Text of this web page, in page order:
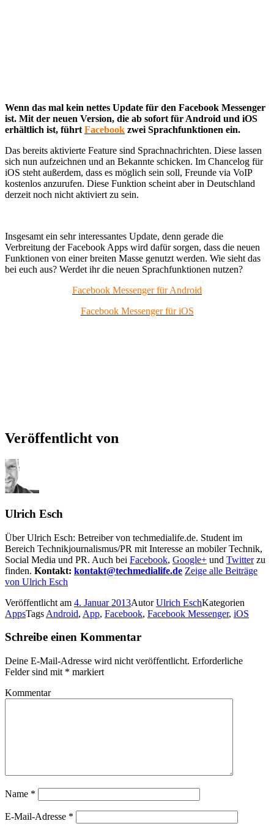
Wenn das mal kein nettes Update für den Facebook Messenger
ist. Mit der neuen Version, die ab sofort für Android und iOS
erhältlich ist, führt Facebook zwei Sprachfunktionen ein.
Das bereits aktivierte Feature sind Sprachnachrichten. Diese lassen
sich nun aufzeichnen und an Bekannte schicken. Im Chancelog für
iOS steht außerdem, dass es möglich sein soll, Freunde via VoIP
kostenlos anzurufen. Diese Funktion scheint aber in Deutschland
derzeit noch nicht aktiviert zu sein.
Insgesamt ein sehr interessantes Update, denn gerade die
Verbreitung der Facebook Apps wird dafür sorgen, dass die neuen
Funktionen von einer breiten Masse genutzt werden. Wie sieht das
bei euch aus? Werdet ihr die neuen Sprachfunktionen nutzen?
Facebook Messenger für Android
Facebook Messenger für iOS
Veröffentlicht von
Ulrich Esch
Über Ulrich Esch: Betreiber von techmedialife.de. Student im
Bereich Technikjournalismus/PR mit Interesse an mobiler Technik,
Social Media und PR. Auch bei Facebook, Google+ und Twitterzu
finden. Kontakt: kontakt@techmedialife.de Zeige alle Beiträge
von Ulrich Esch
Veröffentlicht am 4. Januar 2013AutorUlrich EschKategorien
AppsTags Android, App, Facebook, Facebook Messenger, iOS
Schreibe einen Kommentar
Deine E-Mail-Adresse wird nicht veröffentlicht. Erforderliche
Felder sind mit * markiert
Kommentar
Name *
E-Mail-Adresse *